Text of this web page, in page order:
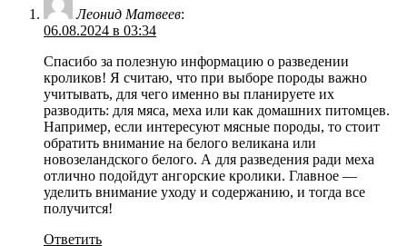
Леонид Матвеев:
06.08.2024 в 03:34
Спасибо за полезную информацию о разведении
кроликов! Я считаю, что при выборе породы важно
учитывать, для чего именно вы планируете их
разводить: для мяса, меха или как домашних питомцев.
Например, если интересуют мясные породы, то стоит
обратить внимание на белого великана или
новозеландского белого. А для разведения ради меха
отлично подойдут ангорские кролики. Главное —
уделить внимание уходу и содержанию, и тогда все
получится!
Ответить